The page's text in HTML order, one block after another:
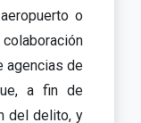
o
agencias de
a fin de
del delito, y